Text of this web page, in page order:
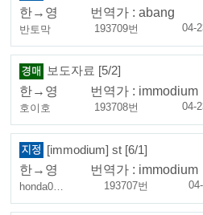
한→영
번역가 :abang
반토막 193709번 04-
보도자료 [5/2]
한→영
번역가 : immodium
호이호 193708번 04-
[immodium] st [6/1]
한→영
번역가 : immodium
honda0… 193707번